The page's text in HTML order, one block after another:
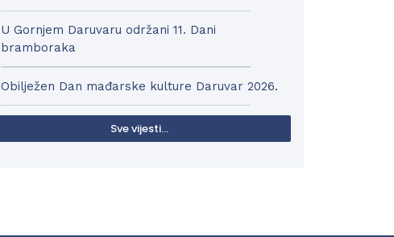
U Gornjem Daruvaru održani 11. Dani
bramboraka
Obilježen Dan mađarske kulture Daruvar 2026.
Sve vijesti...